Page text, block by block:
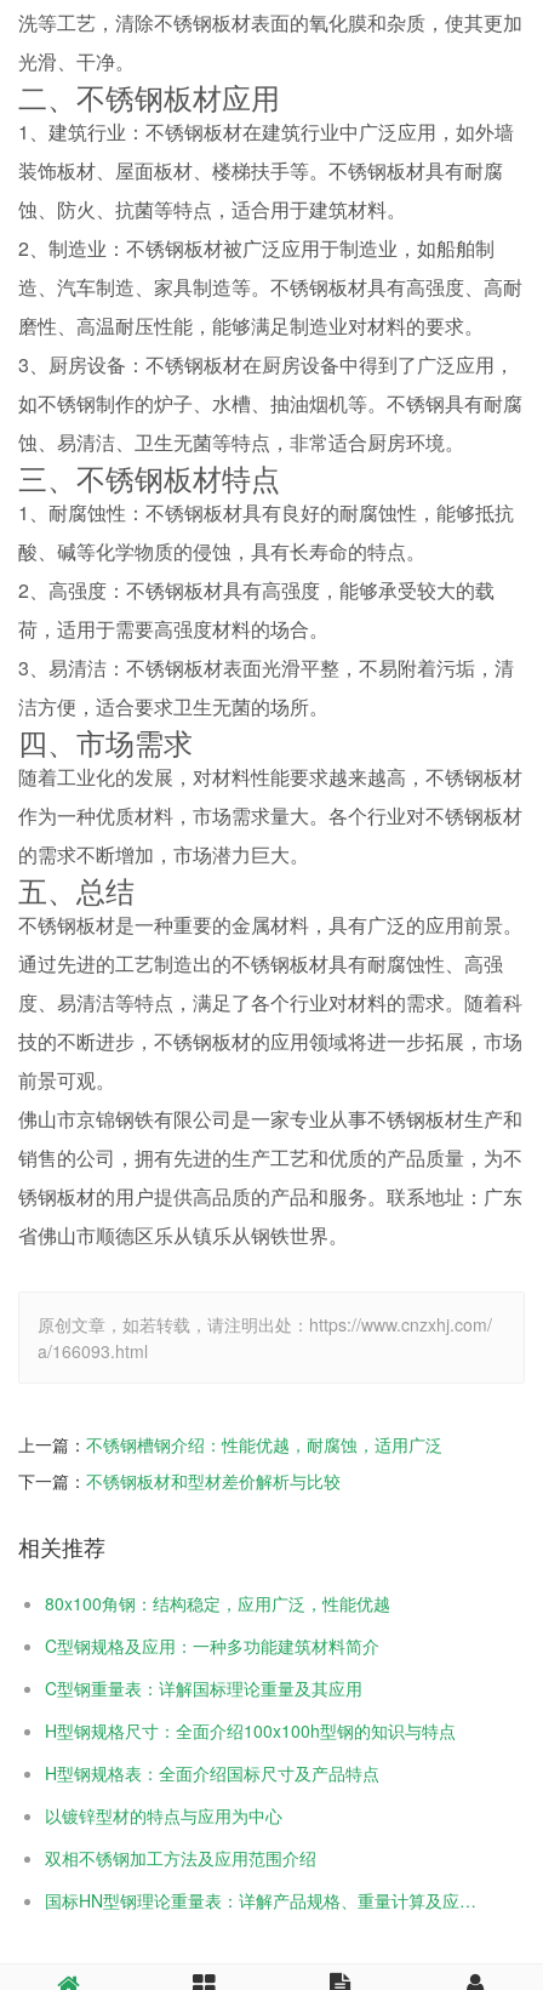
洗等工艺，清除不锈钢板材表面的氧化膜和杂质，使其更加
光滑、干净。
二、不锈钢板材应用
1、建筑行业：不锈钢板材在建筑行业中广泛应用，如外墙
装饰板材、屋面板材、楼梯扶手等。不锈钢板材具有耐腐
蚀、防火、抗菌等特点，适合用于建筑材料。
2、制造业：不锈钢板材被广泛应用于制造业，如船舶制
造、汽车制造、家具制造等。不锈钢板材具有高强度、高耐
磨性、高温耐压性能，能够满足制造业对材料的要求。
3、厨房设备：不锈钢板材在厨房设备中得到了广泛应用，
如不锈钢制作的炉子、水槽、抽油烟机等。不锈钢具有耐腐
蚀、易清洁、卫生无菌等特点，非常适合厨房环境。
三、不锈钢板材特点
1、耐腐蚀性：不锈钢板材具有良好的耐腐蚀性，能够抵抗
酸、碱等化学物质的侵蚀，具有长寿命的特点。
2、高强度：不锈钢板材具有高强度，能够承受较大的载
荷，适用于需要高强度材料的场合。
3、易清洁：不锈钢板材表面光滑平整，不易附着污垢，清
洁方便，适合要求卫生无菌的场所。
四、市场需求
随着工业化的发展，对材料性能要求越来越高，不锈钢板材
作为一种优质材料，市场需求量大。各个行业对不锈钢板材
的需求不断增加，市场潜力巨大。
五、总结
不锈钢板材是一种重要的金属材料，具有广泛的应用前景。
通过先进的工艺制造出的不锈钢板材具有耐腐蚀性、高强
度、易清洁等特点，满足了各个行业对材料的需求。随着科
技的不断进步，不锈钢板材的应用领域将进一步拓展，市场
前景可观。
佛山市京锦钢铁有限公司是一家专业从事不锈钢板材生产和
销售的公司，拥有先进的生产工艺和优质的产品质量，为不
锈钢板材的用户提供高品质的产品和服务。联系地址：广东
省佛山市顺德区乐从镇乐从钢铁世界。
原创文章，如若转载，请注明出处：https://www.cnzxhj.com/
a/166093.html
上一篇： 不锈钢槽钢介绍：性能优越，耐腐蚀，适用广泛
下一篇： 不锈钢板材和型材差价解析与比较
相关推荐
80x100角钢：结构稳定，应用广泛，性能优越
C型钢规格及应用：一种多功能建筑材料简介
C型钢重量表：详解国标理论重量及其应用
H型钢规格尺寸：全面介绍100x100h型钢的知识与特点
H型钢规格表：全面介绍国标尺寸及产品特点
以镀锌型材的特点与应用为中心
双相不锈钢加工方法及应用范围介绍
国标HN型钢理论重量表：详解产品规格、重量计算及应用等知识介 ...